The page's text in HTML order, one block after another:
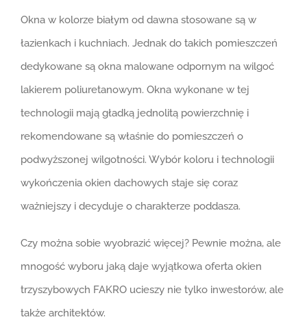
Okna w kolorze białym od dawna stosowane są w
łazienkach i kuchniach. Jednak do takich pomieszczeń
dedykowane są okna malowane odpornym na wilgoć
lakierem poliuretanowym. Okna wykonane w tej
technologii mają gładką jednolitą powierzchnię i
rekomendowane są właśnie do pomieszczeń o
podwyższonej wilgotności. Wybór koloru i technologii
wykończenia okien dachowych staje się coraz
ważniejszy i decyduje o charakterze poddasza.
Czy można sobie wyobrazić więcej? Pewnie można, ale
mnogość wyboru jaką daje wyjątkowa oferta okien
trzyszybowych FAKRO ucieszy nie tylko inwestorów, ale
także architektów.